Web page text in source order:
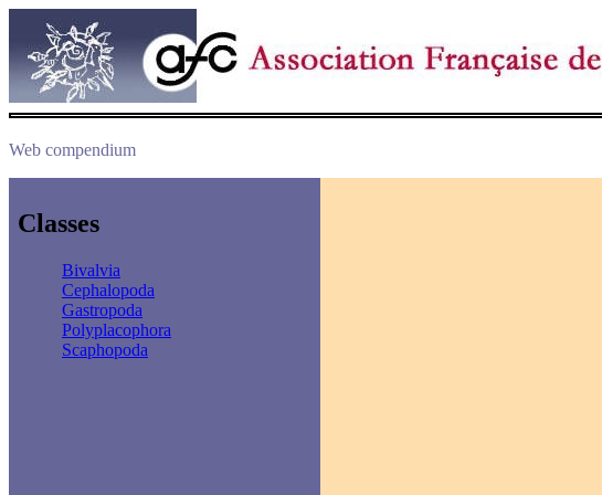
Web compendium
Classes
Bivalvia
Cephalopoda
Gastropoda
Polyplacophora
Scaphopoda